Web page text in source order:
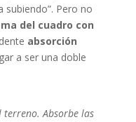
Pero no
del cuadro con
absorción
a ser una doble
terreno. Absorbe las